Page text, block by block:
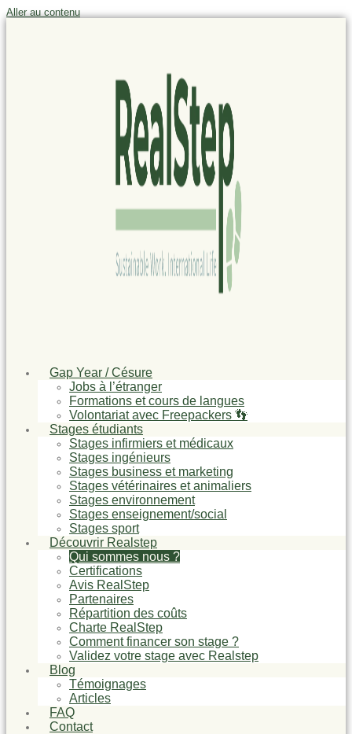
Panneau de gestion des cookies
Aller au contenu
Gap Year / Césure
Jobs à l’étranger
Formations et cours de langues
Volontariat avec Freepackers 👣
Stages étudiants
Stages infirmiers et médicaux
Stages ingénieurs
Stages business et marketing
Stages vétérinaires et animaliers
Stages environnement
Stages enseignement/social
Stages sport
Découvrir Realstep
Qui sommes nous ?
Certifications
Avis RealStep
Partenaires
Répartition des coûts
Charte RealStep
Comment financer son stage ?
Validez votre stage avec Realstep
Blog
Témoignages
Articles
FAQ
Contact